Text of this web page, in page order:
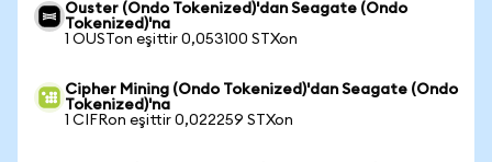
Ouster (Ondo Tokenized)'dan Seagate (Ondo
Tokenized)'na
1 OUSTon eşittir 0,053100 STXon
Cipher Mining (Ondo Tokenized)'dan Seagate (Ondo
Tokenized)'na
1 CIFRon eşittir 0,022259 STXon